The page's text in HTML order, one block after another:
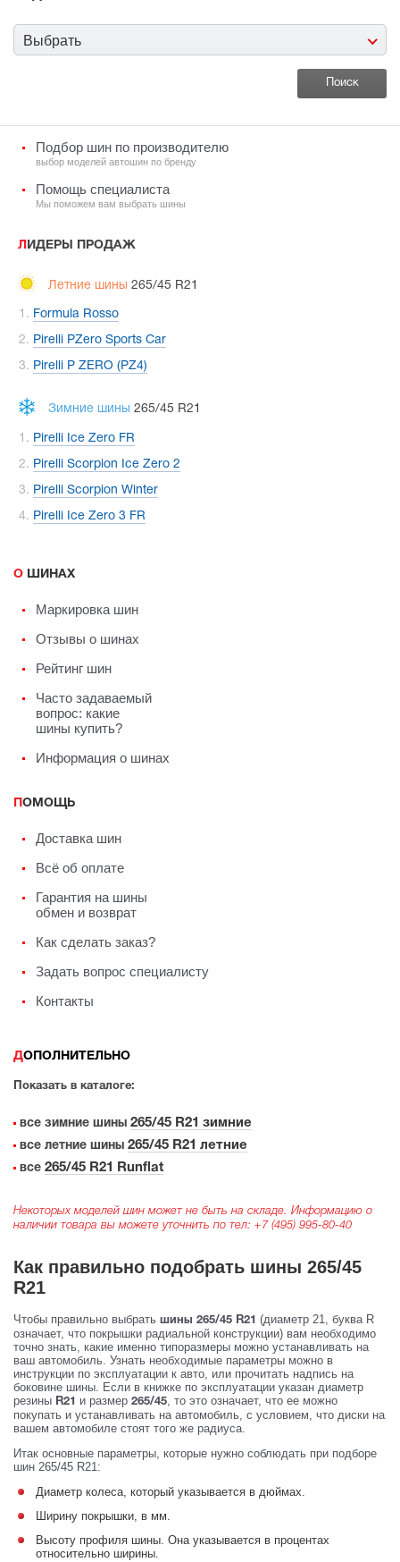
Выбрать
Подбор шин по производителю
выбор моделей автошин по бренду
Помощь специалиста
Мы поможем вам выбрать шины
ЛИДЕРЫ ПРОДАЖ
Летние шины 265/45 R21
Formula Rosso
Pirelli PZero Sports Car
Pirelli P ZERO (PZ4)
Зимние шины 265/45 R21
Pirelli Ice Zero FR
Pirelli Scorpion Ice Zero 2
Pirelli Scorpion Winter
Pirelli Ice Zero 3 FR
О ШИНАХ
Маркировка шин
Отзывы о шинах
Рейтинг шин
Часто задаваемый
вопрос: какие
шины купить?
Информация о шинах
ПОМОЩЬ
Доставка шин
Всё об оплате
Гарантия на шины
обмен и возврат
Как сделать заказ?
Задать вопрос специалисту
Контакты
ДОПОЛНИТЕЛЬНО
Показать в каталоге:
все зимние шины 265/45 R21 зимние
все летние шины 265/45 R21 летние
все 265/45 R21 Runflat
Некоторых моделей шин может не быть на складе. Информацию о
наличии товара вы можете уточнить по тел: +7 (495) 995-80-40
Как правильно подобрать шины 265/45
R21
Чтобы правильно выбрать шины 265/45 R21 (диаметр 21, буква R
означает, что покрышки радиальной конструкции) вам необходимо
точно знать, какие именно типоразмеры можно устанавливать на
ваш автомобиль. Узнать необходимые параметры можно в
инструкции по эксплуатации к авто, или прочитать надпись на
боковине шины. Если в книжке по эксплуатации указан диаметр
резины R21 и размер 265/45, то это означает, что ее можно
покупать и устанавливать на автомобиль, с условием, что диски на
вашем автомобиле стоят того же радиуса.
Итак основные параметры, которые нужно соблюдать при подборе
шин 265/45 R21:
Диаметр колеса, который указывается в дюймах.
Ширину покрышки, в мм.
Высоту профиля шины. Она указывается в процентах
относительно ширины.